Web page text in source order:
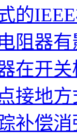
的
阻器
在开
接地
补偿